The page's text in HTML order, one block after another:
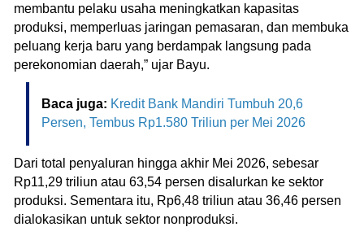
membantu pelaku usaha meningkatkan kapasitas
produksi, memperluas jaringan pemasaran, dan membuka
peluang kerja baru yang berdampak langsung pada
perekonomian daerah,” ujar Bayu.
Baca juga: Kredit Bank Mandiri Tumbuh 20,6
Persen, Tembus Rp1.580 Triliun per Mei 2026
Dari total penyaluran hingga akhir Mei 2026, sebesar
Rp11,29 triliun atau 63,54 persen disalurkan ke sektor
produksi. Sementara itu, Rp6,48 triliun atau 36,46 persen
dialokasikan untuk sektor nonproduksi.